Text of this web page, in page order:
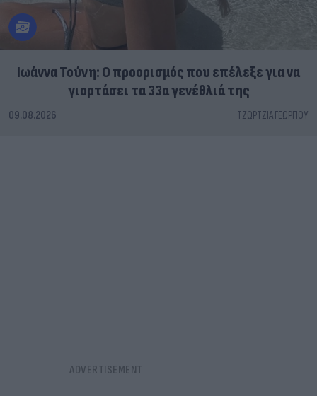
Ιωάννα Τούνη: Ο προορισμός που επέλεξε για να
γιορτάσει τα 33α γενέθλιά της
09.08.2026 ΤΖΏΡΤΖΙΑ ΓΕΩΡΓΊΟΥ